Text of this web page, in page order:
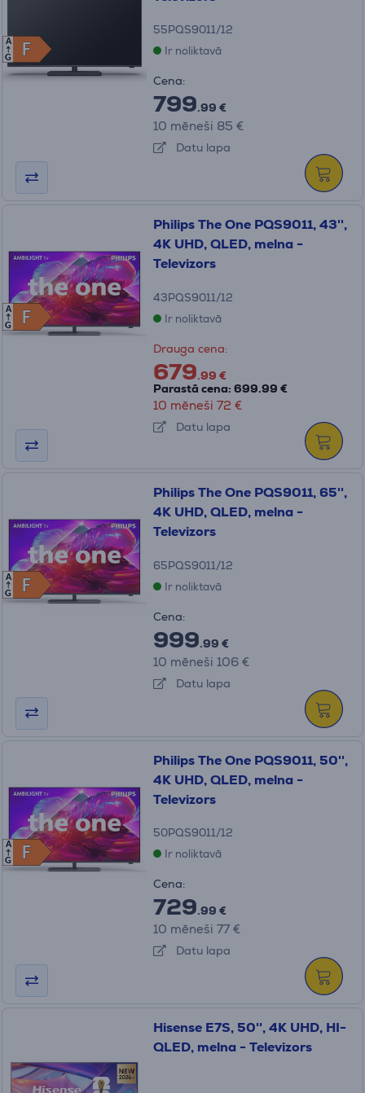
F
F
A
G
55PQS9011/12
Ir noliktavā
Cena:
799.99 €
10 mēneši 85 €
Datu lapa
F
F
A
G
Philips The One PQS9011, 43'',
4K UHD, QLED, melna -
Televizors
43PQS9011/12
Ir noliktavā
Drauga cena:
679.99 €
Parastā cena: 699.99 €
10 mēneši 72 €
Datu lapa
F
F
A
G
Philips The One PQS9011, 65'',
4K UHD, QLED, melna -
Televizors
65PQS9011/12
Ir noliktavā
Cena:
999.99 €
10 mēneši 106 €
Datu lapa
F
F
A
G
Philips The One PQS9011, 50'',
4K UHD, QLED, melna -
Televizors
50PQS9011/12
Ir noliktavā
Cena:
729.99 €
10 mēneši 77 €
Datu lapa
Hisense E7S, 50'', 4K UHD, HI-
QLED, melna - Televizors